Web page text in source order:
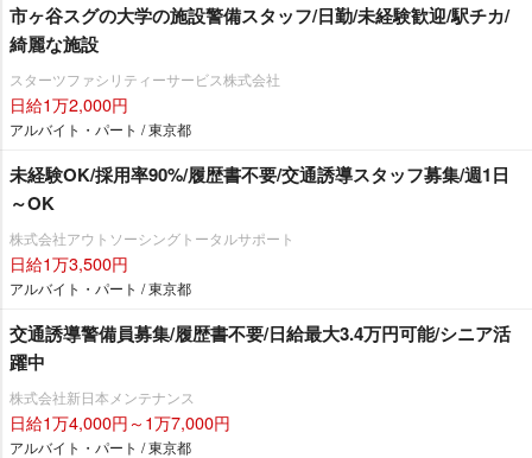
市ヶ谷スグの大学の施設警備スタッフ/日勤/未経験歓迎/駅チカ/
綺麗な施設
スターツファシリティーサービス株式会社
日給1万2,000円
アルバイト・パート / 東京都
未経験OK/採用率90%/履歴書不要/交通誘導スタッフ募集/週1日
～OK
株式会社アウトソーシングトータルサポート
日給1万3,500円
アルバイト・パート / 東京都
交通誘導警備員募集/履歴書不要/日給最大3.4万円可能/シニア活
躍中
株式会社新日本メンテナンス
日給1万4,000円～1万7,000円
アルバイト・パート / 東京都